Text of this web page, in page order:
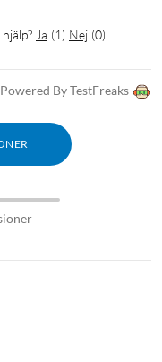
Ja (1) Nej (0)
Powered By TestFreaks